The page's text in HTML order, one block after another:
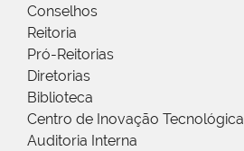
Conselhos
Reitoria
Pró-Reitorias
Diretorias
Biblioteca
Centro de Inovação Tecnológica
Auditoria Interna